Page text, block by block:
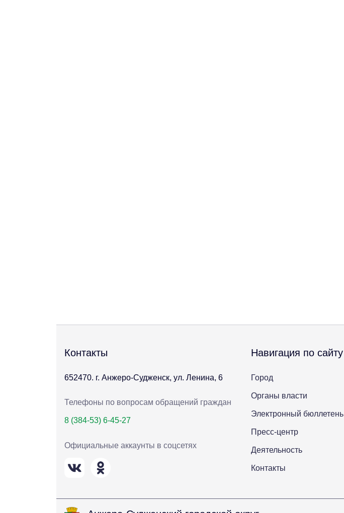
Контакты
652470. г. Анжеро-Судженск, ул. Ленина, 6
Телефоны по вопросам обращений граждан
8 (384-53) 6-45-27
Официальные аккаунты в соцсетях
Навигация по сайту
Город
Органы власти
Электронный бюллетень
Пресс-центр
Деятельность
Контакты